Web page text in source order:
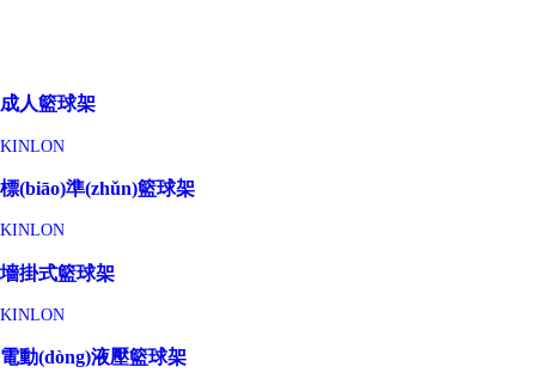
成人籃球架
KINLON
標(biāo)準(zhǔn)籃球架
KINLON
墻掛式籃球架
KINLON
電動(dòng)液壓籃球架